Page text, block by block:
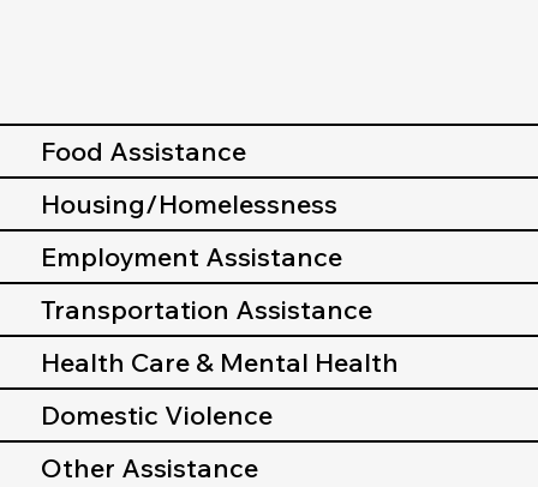
Food Assistance
Housing/Homelessness
Employment Assistance
Transportation Assistance
Health Care & Mental Health
Domestic Violence
Other Assistance